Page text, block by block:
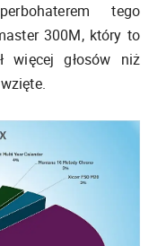
tego
300M, który to
więcej głosów niż